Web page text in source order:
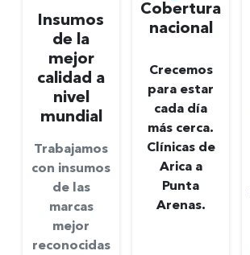
Insumos
de la
mejor
calidad a
nivel
mundial
Trabajamos
con insumos
de las
marcas
mejor
reconocidas
Cobertura
nacional
Crecemos
para estar
cada día
más cerca.
Clínicas de
Arica a
Punta
Arenas.